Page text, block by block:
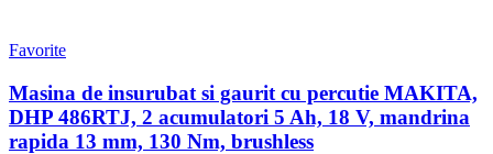
Favorite
Masina de insurubat si gaurit cu percutie MAKITA,
DHP 486RTJ, 2 acumulatori 5 Ah, 18 V, mandrina
rapida 13 mm, 130 Nm, brushless